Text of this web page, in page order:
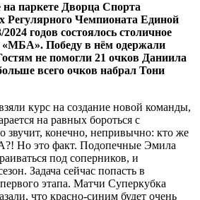
паркете Дворца Спорта
Регулярного Чемпионата Единой
годов состоялось столичное
Победу в нём одержали
не помогли 21 очков Даниила
всего очков набрал Тони
курс на создание новой команды,
на равных бороться с
звучит, конечно, непривычно: кто же
Но это факт. Подопечные Эмила
под соперников, и
Задача сейчас попасть в
этапа. Матчи Суперкубка
что красно-синим будет очень